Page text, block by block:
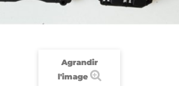
Agrandir
l'image